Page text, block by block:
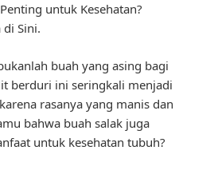
untuk Kesehatan?
di Sini.
buah yang asing bagi
berduri ini seringkali menjadi
rasanya yang manis dan
bahwa buah salak juga
untuk kesehatan tubuh?